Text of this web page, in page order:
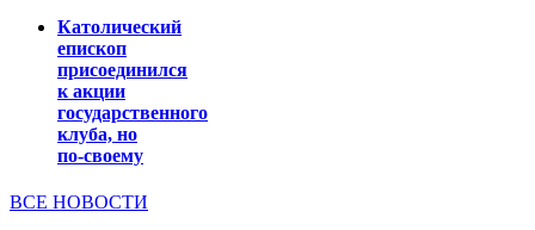
Католический
епископ
присоединился
к акции
государственного
клуба, но
по-своему
ВСЕ НОВОСТИ